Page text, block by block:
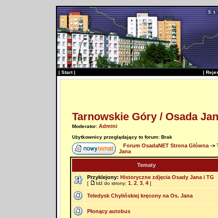
| Start| |
Tarnowskie Góry / Osada
Moderator: Admini
Użytkownicy przeglądający to forum: Brak
Forum OsadaNET Strona Główna->
Jana
Tematy
Przyklejony: Historyczne zdjęcia Osady Jana i TG
[ Idź do strony: 1, 2, 3, 4]
Teledysk Chylińskiej kręcony na Os. Jana
Płonący autobus